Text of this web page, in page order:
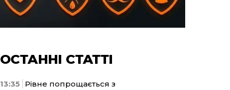
ОСТАННІ СТАТТІ
13:35 Рівне попрощається з